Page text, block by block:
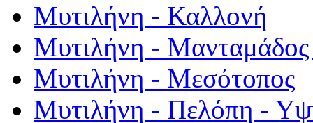
Μυτιλήνη - Καλλονή
Μυτιλήνη - Μανταμάδος
Μυτιλήνη - Μεσότοπος
Μυτιλήνη - Πελόπη -